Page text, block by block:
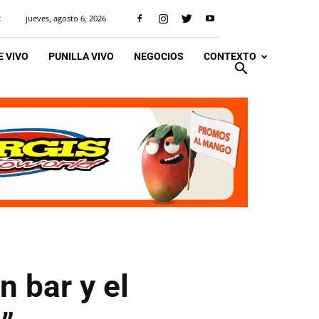
jueves, agosto 6, 2026
VIVO PUNILLA VIVO NEGOCIOS CONTEXTO
bar y el